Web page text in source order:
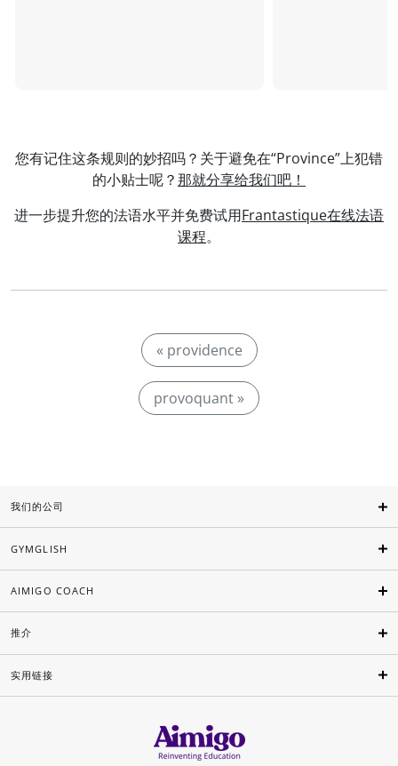
您有记住这条规则的妙招吗？关于避免在“Province”上犯错
的小贴士呢？那就分享给我们吧！
进一步提升您的法语水平并免费试用Frantastique在线法语
课程。
« providence
provoquant »
我们的公司
GYMGLISH
AIMIGO COACH
推介
实用链接